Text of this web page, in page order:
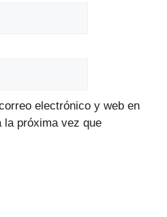
electrónico y web en
la próxima vez que